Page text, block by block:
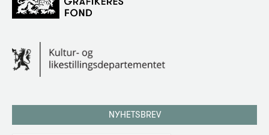
NYHETSBREV